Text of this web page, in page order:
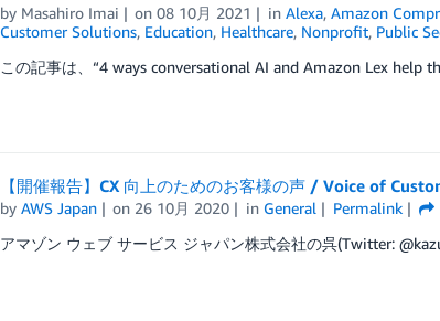
by Masahiro Imai on08 10月 2021 inAlexa,Amazon
Customer Solutions, Education, Healthcare, Nonprofit, Public
この記事は、“4 ways conversational AI and Amazon Lex help
【開催報告】CX 向上のためのお客様の声 / Voice of
by AWS Japan on 26 10月 2020 in General Permalink
アマゾン ウェブ サービス ジャパン株式会社の呉(Twitter: